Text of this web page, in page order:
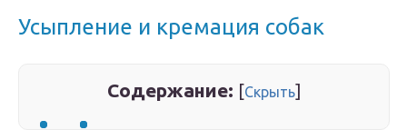
Усыпление и кремация собак
Содержание: [Скрыть]